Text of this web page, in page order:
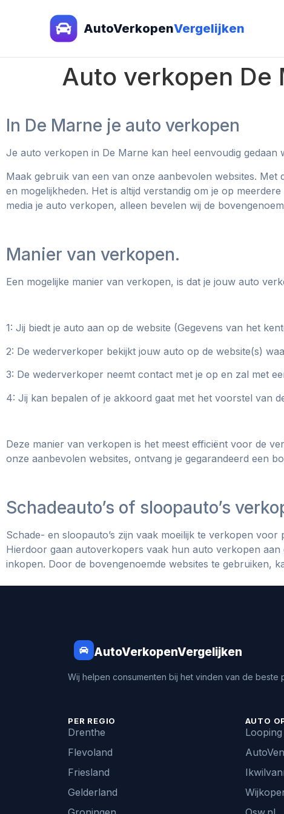
AutoVerkopenVergelijken
Auto verkopen De
In De Marne je auto verkopen
Je auto verkopen in De Marne kan heel eenvoudig gedaan
Maak gebruik van een van onze aanbevolen websites.
en mogelijkheden. Het is altijd verstandig om je op
media je auto verkopen, alleen bevelen wij de
Manier van verkopen.
Een mogelijke manier van verkopen, is dat je jouw auto
1: Jij biedt je auto aan op de website (Gegevens van het
2: De wederverkoper bekijkt jouw auto op de website(s)
3: De wederverkoper neemt contact met je op en zal met
4: Jij kan bepalen of je akkoord gaat met het voorstel van
Deze manier van verkopen is het meest efficiënt voor de
onze aanbevolen websites, ontvang je gegarandeerd een
Schadeauto’s of sloopauto’s
Schade- en sloopauto’s zijn vaak moeilijk te verkopen
Hierdoor gaan autoverkopers vaak hun auto verkopen
inkopen. Door de bovengenoemde websites te gebruiken,
AutoVerkopenVergelijken
Wij helpen consumenten bij het vinden van de
PER REGIO
Drenthe
Flevoland
Friesland
Gelderland
AUTO
Looping